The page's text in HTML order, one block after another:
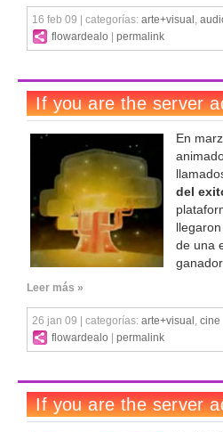
16 feb 09 | categorías: arte+visual ,
flowardealo
permalink
En
del
de una
Leer más »
26 jan 09 | categorías: arte+visual , cine
flowardealo
permalink